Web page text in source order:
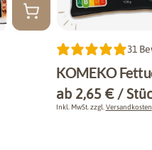
Typ: 31
KOMEKO
Regulärer
Preis
ab 2,65 € /
Inkl. MwSt. zzgl. Versandkosten